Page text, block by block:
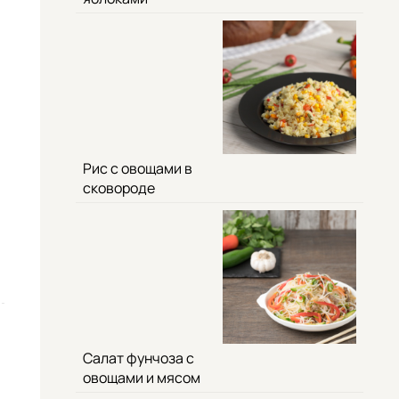
Рис с овощами в
сковороде
Салат фунчоза с
овощами и мясом